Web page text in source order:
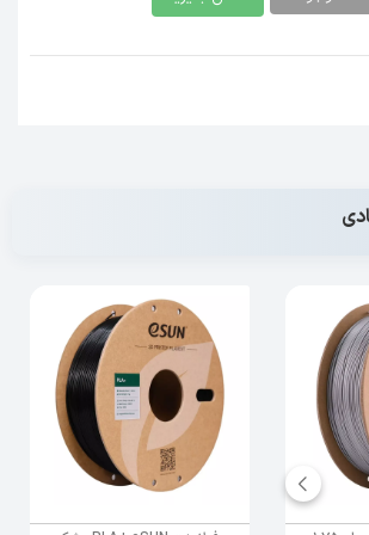
شرکت eSUN در سال 2002 در شنژن چین تاسیس
به تحقیق و توسعه صنعتی و
ساخت پلیمرهای زیست تخریب پذیر مانند PLA و